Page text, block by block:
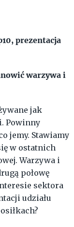
prezentacja
warzywa i
jak
Powinny
jemy. Stawiamy
w ostatnich
Warzywa i
połowę
sektora
udziału